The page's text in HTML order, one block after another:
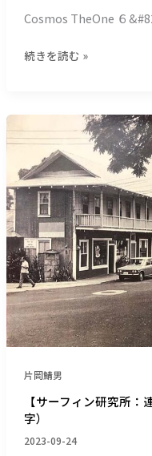
（１
３
字）
Cosmos TheOne ６
ッ
ス
学）
＿
（１
１
８
８
文
字）
続きを読む »
片岡鯖男
【サーフィン研究所
字）
2023-09-24
ー
ィ
ン
研
究
所：
連
載】
彼
女
の
８
＿
（６
６